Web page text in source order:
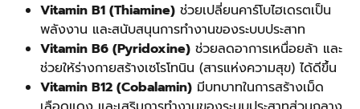
Vitamin B1 (Thiamine) ช่วยเปลี่ยนคาร์โบไฮเดรตเป็น
พลังงาน และสนับสนุนการทำงานของระบบประสาท
Vitamin B6 (Pyridoxine) ช่วยลดอาการเหนื่อยล้า และ
ช่วยให้ร่างกายสร้างเซโรโทนิน (สารแห่งความสุข) ได้ดีขึ้น
Vitamin B12 (Cobalamin) มีบทบาทในการสร้างเม็ด